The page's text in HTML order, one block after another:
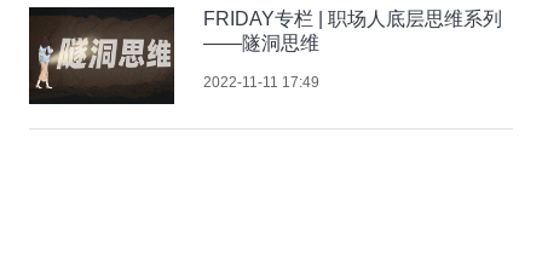
FRIDAY专栏 | 职场人底层思维系列
——隧洞思维
2022-11-11 17:49